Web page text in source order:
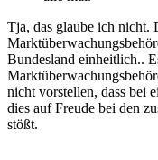
Tja, das glaube ich nicht.
Bundesland einheitlich..
nicht vorstellen, dass bei
dies auf Freude bei den
stößt.